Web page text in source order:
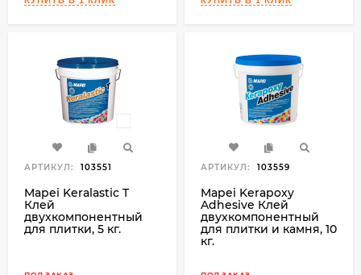
АРТИКУЛ: 103551
Mapei Keralastic T
Клей
двухкомпонентный
для плитки, 5 кг.
АРТИКУЛ: 103559
Mapei Kerapoxy
Adhesive Клей
двухкомпонентный
для плитки и камня, 10
кг.